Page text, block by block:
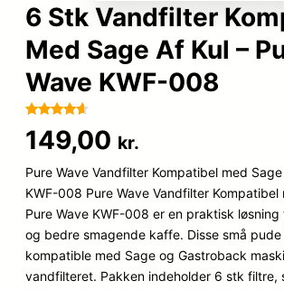
6 Stk Vandfilter
Med Sage Af Kul –
Wave KWF-008
som4.5
ud af 5
kundebedø
mmelser
149,00 kr.
Pure Wave Vandfilter Kompatibel med
KWF-008 Pure Wave Vandfilter Kompatibel
Pure Wave KWF-008 er en praktisk
og bedre smagende kaffe. Disse små
kompatible med Sage og Gastroback
vandfilteret. Pakken indeholder 6 stk filtre,